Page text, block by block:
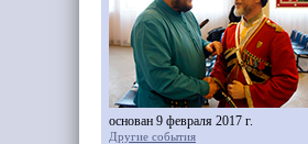
основан 9 февраля 2017 г.
Другие события